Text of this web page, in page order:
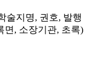
술지명, 권호, 발행
면, 소장기관, 초록)